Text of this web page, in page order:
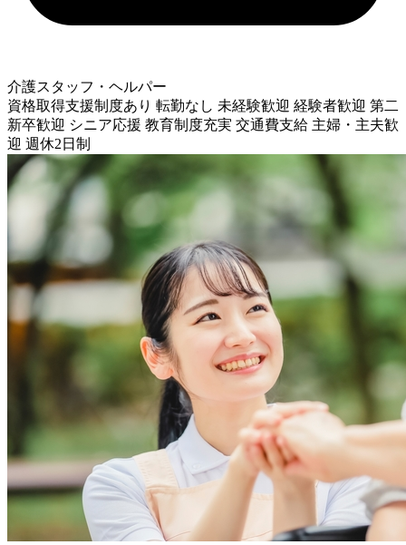
介護スタッフ・ヘルパー
資格取得支援制度あり 転勤なし 未経験歓迎 経験者歓迎 第二
新卒歓迎 シニア応援 教育制度充実 交通費支給 主婦・主夫歓
迎 週休2日制